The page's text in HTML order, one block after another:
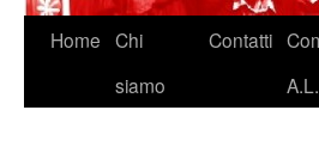
VaiHome Chi
siamo
Contatti
A.L.